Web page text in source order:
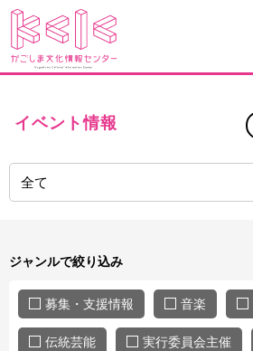
イベント情報
ジャンルで絞り込み
募集・支援情報 音楽
伝統芸能 実行委員会主催